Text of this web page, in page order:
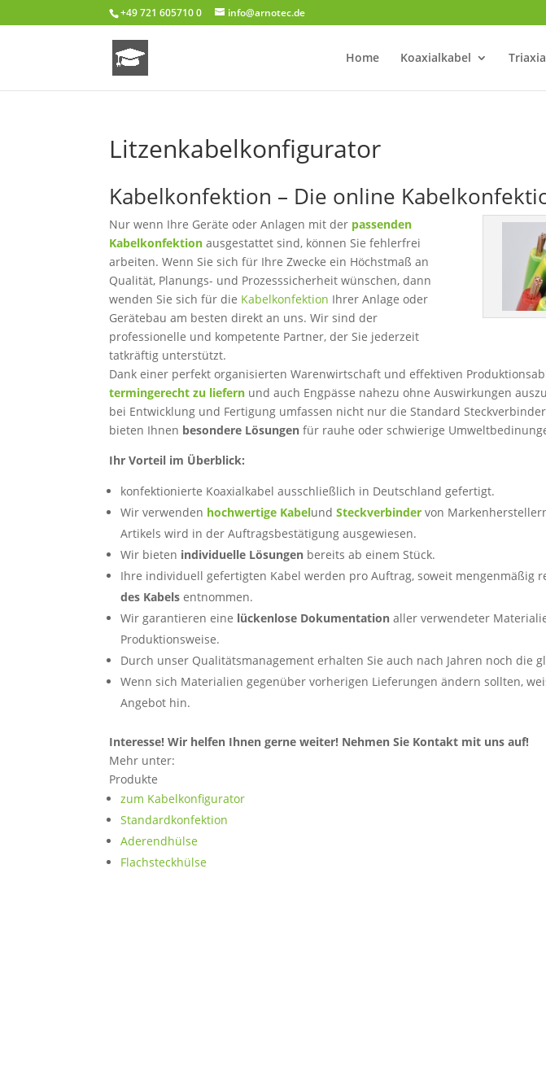
+49 721 605710 0 info@arnotec.de
Home Koaxialkabel
Litzenkabelkonfigurator
Kabelkonfektion – Die online
Nur wenn Ihre Geräte oder Anlagen mit der passenden
Kabelkonfektion ausgestattet sind, können Sie fehlerfrei
arbeiten. Wenn Sie sich für Ihre Zwecke ein Höchstmaß an
Qualität, Planungs- und Prozesssicherheit wünschen, dann
wenden Sie sich für die Kabelkonfektion Ihrer Anlage oder
Gerätebau am besten direkt an uns. Wir sind der
professionelle und kompetente Partner, der Sie jederzeit
tatkräftig unterstützt.
Dank einer perfekt organisierten Warenwirtschaft und effektiven
termingerecht zu liefern und auch Engpässe nahezu ohne Auswirkungen
bei Entwicklung und Fertigung umfassen nicht nur die Standard
bieten Ihnen besondere Lösungen für rauhe oder schwierige
Ihr Vorteil im Überblick:
konfektionierte Koaxialkabel ausschließlich in Deutschland gefertigt.
Wir verwenden hochwertige KabelundSteckverbinder von
Artikels wird in der Auftragsbestätigung ausgewiesen.
Wir bieten individuelle Lösungen bereits ab einem Stück.
Ihre individuell gefertigten Kabel werden pro Auftrag, soweit mengenmäßig
des Kabels entnommen.
Wir garantieren eine lückenlose Dokumentation aller verwendeter
Produktionsweise.
Durch unser Qualitätsmanagement erhalten Sie auch nach Jahren noch die
Wenn sich Materialien gegenüber vorherigen Lieferungen ändern sollten,
Angebot hin.
Interesse! Wir helfen Ihnen gerne weiter! Nehmen Sie Kontakt mit uns auf!
Mehr unter:
Produkte
zum Kabelkonfigurator
Standardkonfektion
Aderendhülse
Flachsteckhülse